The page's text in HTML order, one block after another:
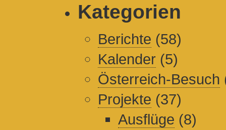
Kategorien
Berichte (58)
Kalender (5)
Österreich-Besuch
Projekte (37)
Ausflüge (8)